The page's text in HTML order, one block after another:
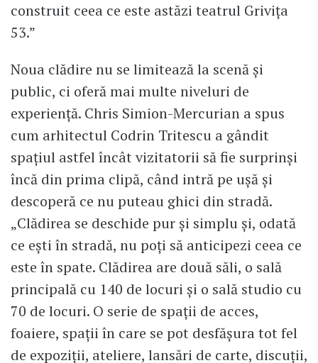
construit ceea ce este astăzi teatrul Grivița
53.”
Noua clădire nu se limitează la scenă și
public, ci oferă mai multe niveluri de
experiență. Chris Simion-Mercurian a spus
cum arhitectul Codrin Tritescu a gândit
spațiul astfel încât vizitatorii să fie surprinși
încă din prima clipă, când intră pe ușă și
descoperă ce nu puteau ghici din stradă.
„Clădirea se deschide pur și simplu și, odată
ce ești în stradă, nu poți să anticipezi ceea ce
este în spate. Clădirea are două săli, o sală
principală cu 140 de locuri și o sală studio cu
70 de locuri. O serie de spații de acces,
foaiere, spații în care se pot desfășura tot fel
de expoziții, ateliere, lansări de carte, discuții,